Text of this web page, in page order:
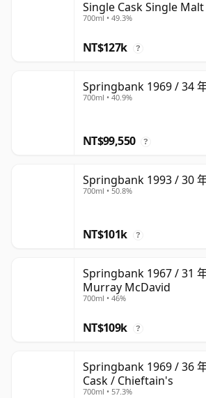
Single Cask Single
700ml • 49.3%
NT$127k ?
Springbank 1969 / 34
700ml • 40.9%
NT$99,550 ?
Springbank 1993 / 30
700ml • 50.8%
NT$101k ?
Springbank 1967 / 31
Murray McDavid
700ml • 46%
NT$109k ?
Springbank 1969 / 36
Cask / Chieftain's
700ml • 57.3%